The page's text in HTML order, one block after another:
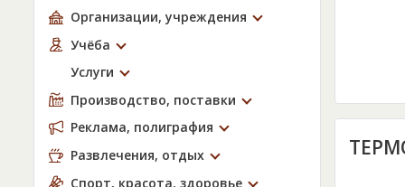
Организации, учреждения
Учёба
Услуги
Производство, поставки
Реклама, полиграфия
Развлечения, отдых
Спорт, красота, здоровье